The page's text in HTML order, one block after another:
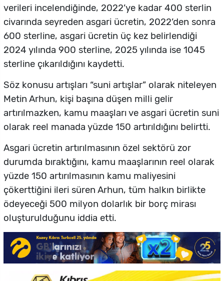
verileri incelendiğinde, 2022’ye kadar 400 sterlin
civarında seyreden asgari ücretin, 2022’den sonra
600 sterline, asgari ücretin üç kez belirlendiği
2024 yılında 900 sterline, 2025 yılında ise 1045
sterline çıkarıldığını kaydetti.
Söz konusu artışları “suni artışlar” olarak niteleyen
Metin Arhun, kişi başına düşen milli gelir
artırılmazken, kamu maaşları ve asgari ücretin suni
olarak reel manada yüzde 150 artırıldığını belirtti.
Asgari ücretin artırılmasının özel sektörü zor
durumda bıraktığını, kamu maaşlarının reel olarak
yüzde 150 artırılmasının kamu maliyesini
çökerttiğini ileri süren Arhun, tüm halkın birlikte
ödeyeceği 500 milyon dolarlık bir borç mirası
oluşturulduğunu iddia etti.